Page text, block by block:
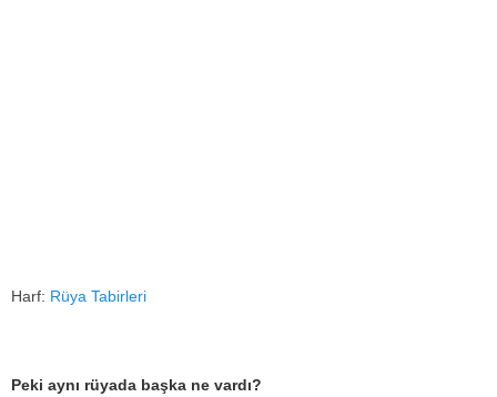
Harf: Rüya Tabirleri
Peki aynı rüyada başka ne vardı?